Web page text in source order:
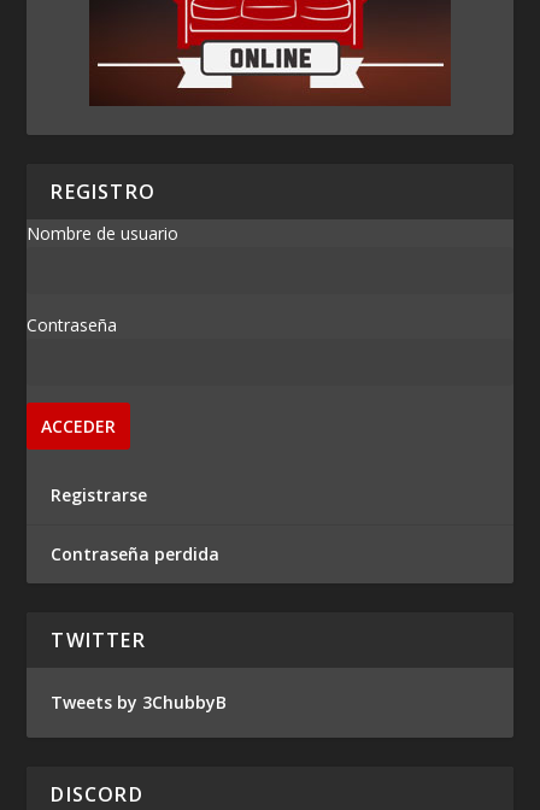
REGISTRO
Nombre de usuario
Contraseña
Registrarse
Contraseña perdida
TWITTER
Tweets by 3ChubbyB
DISCORD